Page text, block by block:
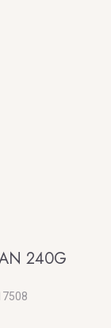
240G